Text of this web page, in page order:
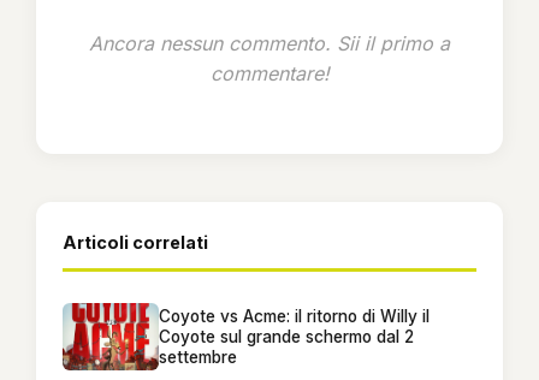
Ancora nessun commento. Sii il primo a
commentare!
Articoli correlati
Coyote vs Acme: il ritorno di Willy il
Coyote sul grande schermo dal 2
settembre